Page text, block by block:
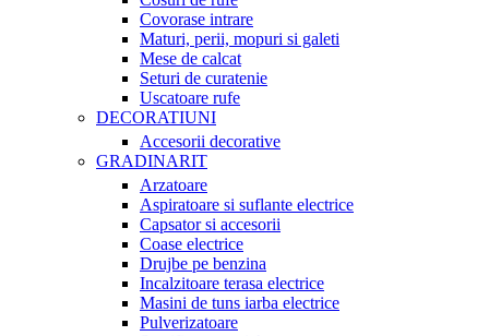
Covorase intrare
Maturi, perii, mopuri si galeti
Mese de calcat
Seturi de curatenie
Uscatoare rufe
DECORATIUNI
Accesorii decorative
GRADINARIT
Arzatoare
Aspiratoare si suflante electrice
Capsator si accesorii
Coase electrice
Drujbe pe benzina
Incalzitoare terasa electrice
Masini de tuns iarba electrice
Pulverizatoare